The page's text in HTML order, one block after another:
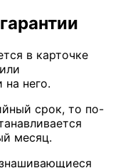
в карточке
него.
срок, то по-
месяц.